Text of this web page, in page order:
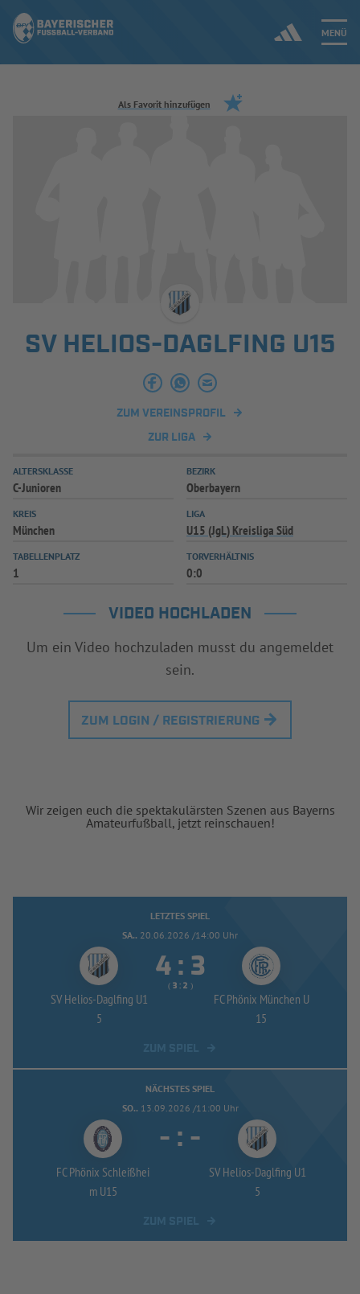
MENÜ
Jetzt einloggen
INFOTHEK SPIELPLUS
Als Favorit hinzufügen
SV HELIOS-DAGLFING U15
ZUM VEREINSPROFIL
ZUR LIGA
ALTERSKLASSE
C-Junioren
BEZIRK
Oberbayern
KREIS
München
LIGA
U15 (JgL) Kreisliga Süd
TABELLENPLATZ
1
TORVERHÄLTNIS
0:0
VIDEO HOCHLADEN
Um ein Video hochzuladen musst du angemeldet
sein.
ZUM LOGIN / REGISTRIERUNG
Wir zeigen euch die spektakulärsten Szenen aus Bayerns
Amateurfußball, jetzt reinschauen!
LETZTES SPIEL
SA.. 20.06.2026 /14:00 Uhr
SV Helios-Daglfing U1
5
 : 
(  :  )
FC Phönix München U
15
NÄCHSTES SPIEL
SO.. 13.09.2026 /11:00 Uhr
FC Phönix Schleißhei
m U15
- : -
SV Helios-Daglfing U1
5